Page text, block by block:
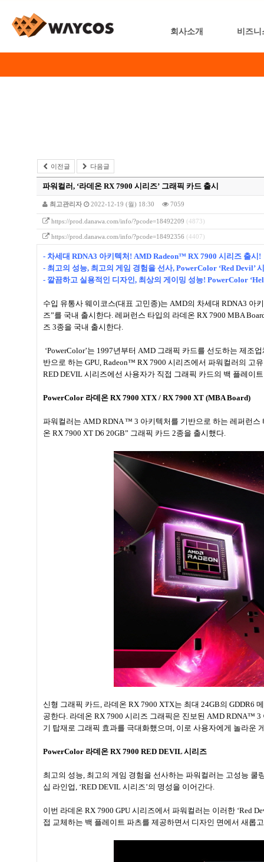
회사소개 비즈니
이전글 다음글
파워컬러, ‘라데온 RX 7900 시리즈’ 그래픽 카드 출시
최고관리자 2022-12-19 (월) 18:30 7059
https://prod.danawa.com/info/?pcode=18492209 (4873)
https://prod.danawa.com/info/?pcode=18492356 (4407)
- 차세대 RDNA3 아키텍처! AMD Radeon™ RX 7900 시리즈 출시!
- 최고의 성능, 최고의 게임 경험을 선사, PowerColor ‘Red Devil’
- 깔끔하고 실용적인 디자인, 최상의 게이밍 성능! PowerColor
수입 유통사 웨이코스(대표 고민종)는 AMD의 차세대 RDNA3 아
즈”를 국내 출시한다. 레퍼런스 타입의 라데온 RX 7900 MBA
즈 3종을 국내 출시한다.
‘PowerColor’는 1997년부터 AMD 그래픽 카드를 선도하는 제
반으로 하는 GPU, Radeon™ RX 7900 시리즈에서 파워컬러의 고
RED DEVIL 시리즈에선 사용자가 직접 그래픽 카드의 백 플레이
PowerColor 라데온 RX 7900 XTX / RX 7900 XT (MBA Board)
파워컬러는 AMD RDNA ™ 3 아키텍처를 기반으로 하는 레퍼런스
온 RX 7900 XT D6 20GB” 그래픽 카드 2종을 출시했다.
신형 그래픽 카드, 라데온 RX 7900 XTX는 최대 24GB의 GDDR6
공한다. 라데온 RX 7900 시리즈 그래픽은 진보된 AMD RDNA™
기 탑재로 그래픽 효과를 극대화했으며, 이로 사용자에게 놀라운
PowerColor 라데온 RX 7900 RED DEVIL 시리즈
최고의 성능, 최고의 게임 경험을 선사하는 파워컬러는 고성능
십 라인업, ‘RED DEVIL 시리즈’의 명성을 이어간다.
이번 라데온 RX 7900 GPU 시리즈에서 파워컬러는 이러한 ‘Red
접 교체하는 백 플레이트 파츠를 제공하면서 디자인 면에서 새롭